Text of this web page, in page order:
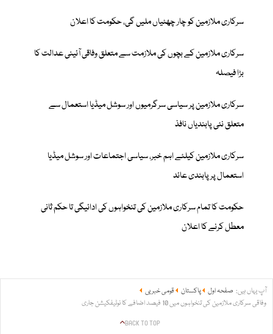
سرکاری ملازمین کو چار چھٹیاں ملیں گی، حکومت کا اعلان
سرکاری ملازمین کے بچوں کی ملازمت سے متعلق وفاقی آئینی عدالت کا
بڑا فیصلہ
سرکاری ملازمین پر سیاسی سرگرمیوں اور سوشل میڈیا استعمال سے
متعلق نئی پابندیاں نافذ
سرکاری ملازمین کیلئے اہم خبر، سیاسی اجتماعات اور سوشل میڈیا
استعمال پر پابندی عائد
حکومت کا تمام سرکاری ملازمین کی تنخواہوں کی ادائیگی تا حکم ثانی
معطل کرنے کا اعلان
آپ یہاں ہیں: صفحہ اول پاکستان
قومی خبریں
وفاقی سرکاری ملازمین کی تنخواہوں میں 10 فیصد اضافے کا نوٹیفکیشن جاری
BACK TO TOP